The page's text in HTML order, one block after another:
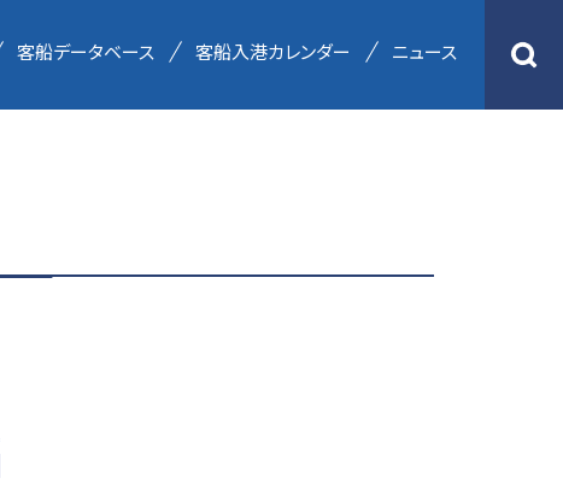
客船データベース 客船入港カレンダー ニュース